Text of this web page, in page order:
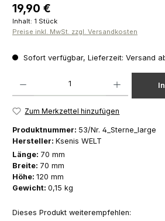
Regulärer Preis:
19,90 €
Inhalt: 1 Stück
Preise inkl. MwSt. zzgl. Versandkosten
Sofort verfügbar, Lieferzeit: Versand
Zum Merkzettel hinzufügen
Produktnummer: 53/Nr. 4_Sterne_large
Hersteller: Ksenis WELT
Länge: 70 mm
Breite: 70 mm
Höhe: 120 mm
Gewicht: 0,15 kg
Dieses Produkt weiterempfehlen: